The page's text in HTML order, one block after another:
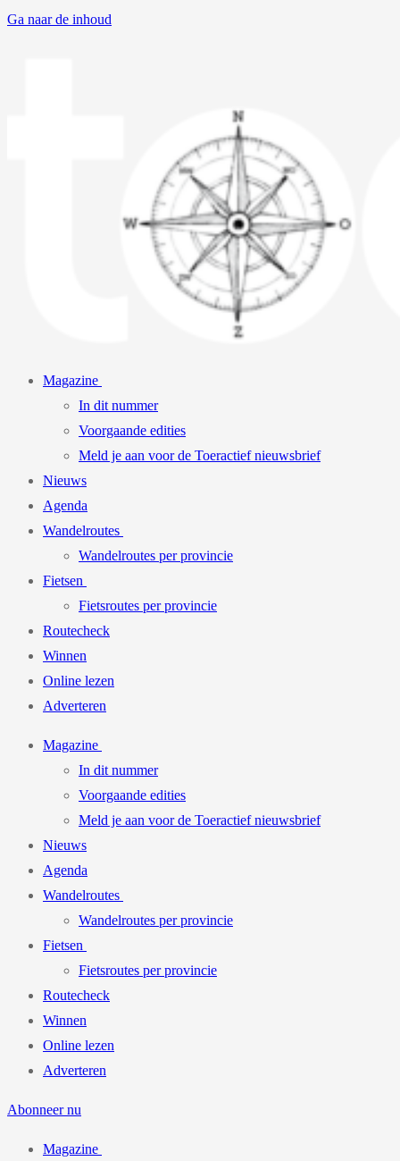
Ga naar de inhoud
Magazine
In dit nummer
Voorgaande edities
Meld je aan voor de Toeractief nieuwsbrief
Nieuws
Agenda
Wandelroutes
Wandelroutes per provincie
Fietsen
Fietsroutes per provincie
Routecheck
Winnen
Online lezen
Adverteren
Magazine
In dit nummer
Voorgaande edities
Meld je aan voor de Toeractief nieuwsbrief
Nieuws
Agenda
Wandelroutes
Wandelroutes per provincie
Fietsen
Fietsroutes per provincie
Routecheck
Winnen
Online lezen
Adverteren
Abonneer nu
Magazine